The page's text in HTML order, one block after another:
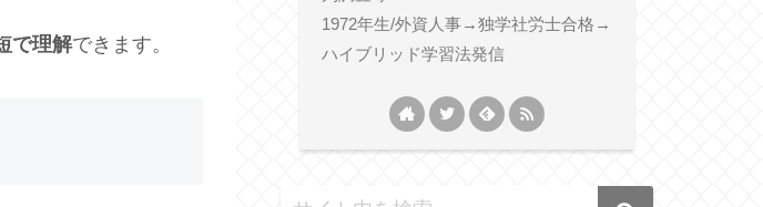
で理解できます。
1972年生/外資人事→独学社労士合格→
ハイブリッド学習法発信